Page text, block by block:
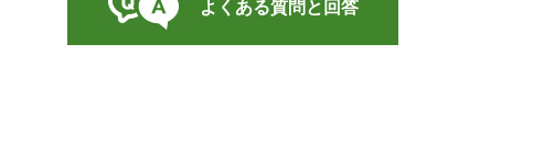
よくある質問と回答